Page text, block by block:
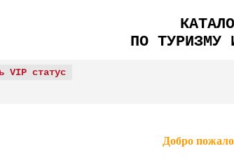
ПО ТУРИЗМУ
VIP статус
Добро